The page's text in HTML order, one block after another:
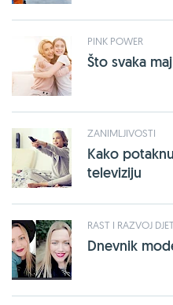
PINK POWER
Što svaka
ZANIMLJIVOSTI
Kako
televiziju
RAST I RAZVOJ
Dnevnik